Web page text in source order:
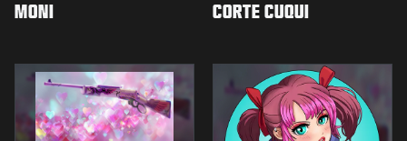
MONI CORTE CUQUI